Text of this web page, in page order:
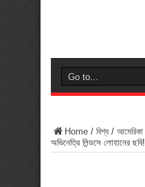
Home / বিশ্ব / আমেরিকা
অভিনেত্রি লিন্ডসে লোহানের ছবি!